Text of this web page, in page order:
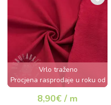
Vrlo traženo
Procjena rasprodaje u roku od
nekoliko sati
8,90€ / m